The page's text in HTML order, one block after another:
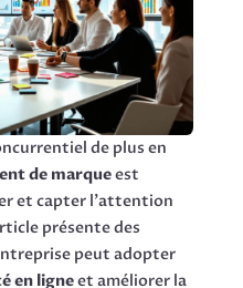
de plus en
de marqueest
et capter l’attention
présente des
peut adopter
en ligneet améliorer la